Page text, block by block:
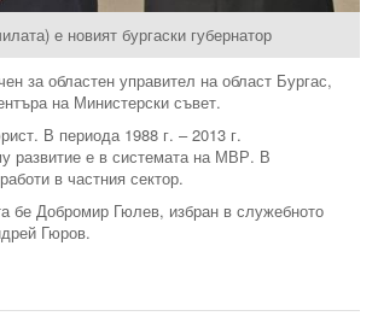
е новият бургаски губернатор
за областен управител на област Бургас,
на Министерски съвет.
В периода 1988 г. – 2013 г.
развитие е в системата на МВР. В
в частния сектор.
бе Добромир Гюлев, избран в служебното
Гюров.